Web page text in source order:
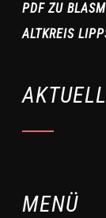
PDF ZU
ALTKREIS
MENÜ